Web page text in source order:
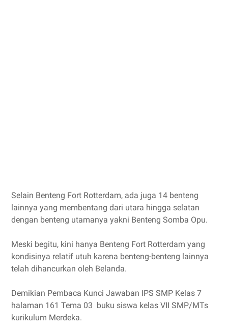
Selain Benteng Fort Rotterdam, ada juga 14 benteng
lainnya yang membentang dari utara hingga selatan
dengan benteng utamanya yakni Benteng Somba Opu.
Meski begitu, kini hanya Benteng Fort Rotterdam yang
kondisinya relatif utuh karena benteng-benteng lainnya
telah dihancurkan oleh Belanda.
Demikian Pembaca Kunci Jawaban IPS SMP Kelas 7
halaman 161 Tema 03 buku siswa kelas VII SMP/MTs
kurikulum Merdeka.